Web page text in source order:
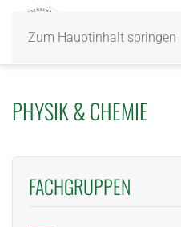
Zum Hauptinhalt springen
PHYSIK & CHEMIE
FACHGRUPPEN